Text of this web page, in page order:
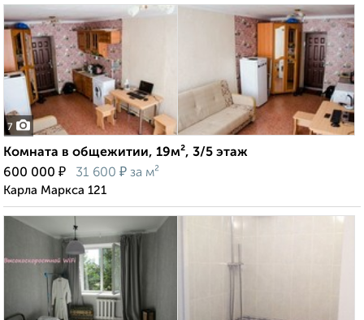
7
Комната в общежитии, 19м², 3/5 этаж
600 000 ₽ 31 600 ₽ за м²
Карла Маркса 121